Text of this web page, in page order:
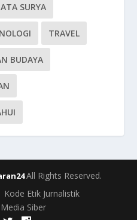
SURYA
TRAVEL
BUDAYA
All Rights Reserved.
Kode Etik Jurnalistik
Siber